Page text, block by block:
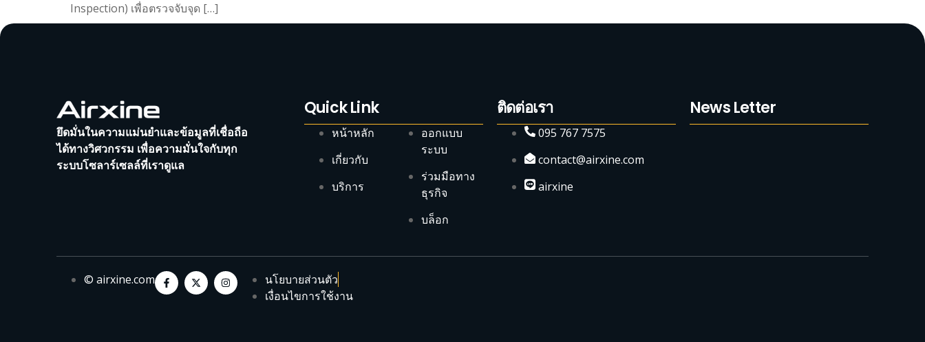
Inspection) เพื่อตรวจจับจุด […]
ยึดมั่นในความแม่นยำและข้อมูลที่เชื่อถือ
ได้ทางวิศวกรรม เพื่อความมั่นใจกับทุก
ระบบโซลาร์เซลล์ที่เราดูแล
Quick Link
หน้าหลัก
เกี่ยวกับ
บริการ
ออกแบบ
ระบบ
ร่วมมือทาง
ธุรกิจ
บล็อก
ติดต่อเรา
095 767 7575
contact@airxine.com
airxine
News Letter
© airxine.com
นโยบายส่วนตัว
เงื่อนไขการใช้งาน